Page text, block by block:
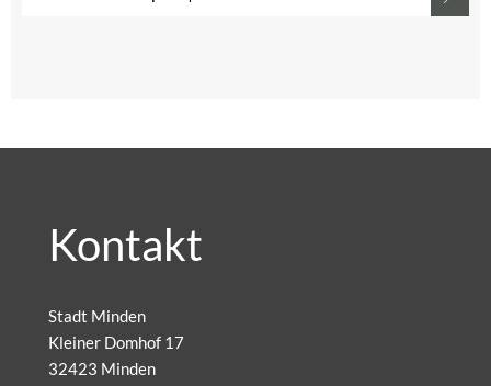
Kontakt
Stadt Minden
Kleiner Domhof 17
32423 Minden